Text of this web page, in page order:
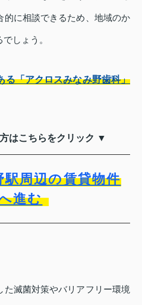
的に相談できるため、地域のか
しょう。
る「アクロスみなみ野歯科」
はこちらをクリック ▼
周辺の賃貸物件
進む
滅菌対策やバリアフリー環境